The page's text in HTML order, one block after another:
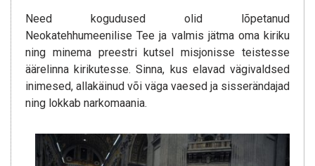
Need kogudused olid lõpetanud
Neokatehhumeenilise Tee ja valmis jätma oma kiriku
ning minema preestri kutsel misjonisse teistesse
äärelinna kirikutesse. Sinna, kus elavad vägivaldsed
inimesed, allakäinud või väga vaesed ja sisserändajad
ning lokkab narkomaania.